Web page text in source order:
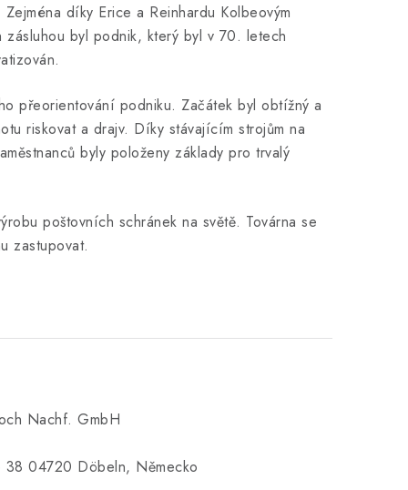
díky Erice a Reinhardu Kolbeovým
byl podnik, který byl v 70. letech
přeorientování podniku. Začátek byl obtížný a
riskovat a drajv. Díky stávajícím strojům na
byly položeny základy pro trvalý
poštovních schránek na světě. Továrna se
zastupovat.
Nachf. GmbH
38 04720 Döbeln, Německo